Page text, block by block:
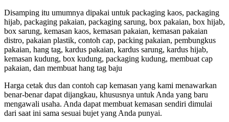
Disamping itu umumnya dipakai untuk packaging kaos, packaging
hijab, packaging pakaian, packaging sarung, box pakaian, box hijab,
box sarung, kemasan kaos, kemasan pakaian, kemasan pakaian
distro, pakaian plastik, contoh cap, packing pakaian, pembungkus
pakaian, hang tag, kardus pakaian, kardus sarung, kardus hijab,
kemasan kudung, box kudung, packaging kudung, membuat cap
pakaian, dan membuat hang tag baju
Harga cetak dus dan contoh cap kemasan yang kami menawarkan
benar-benar dapat dijangkau, khususnya untuk Anda yang baru
mengawali usaha. Anda dapat membuat kemasan sendiri dimulai
dari saat ini sama sesuai bujet yang Anda punyai.